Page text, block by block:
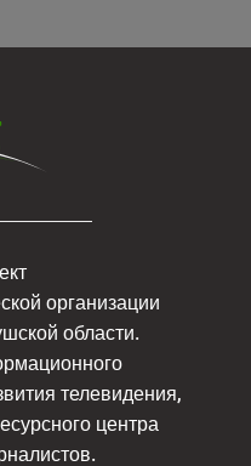
организации
области.
телевидения,
центра